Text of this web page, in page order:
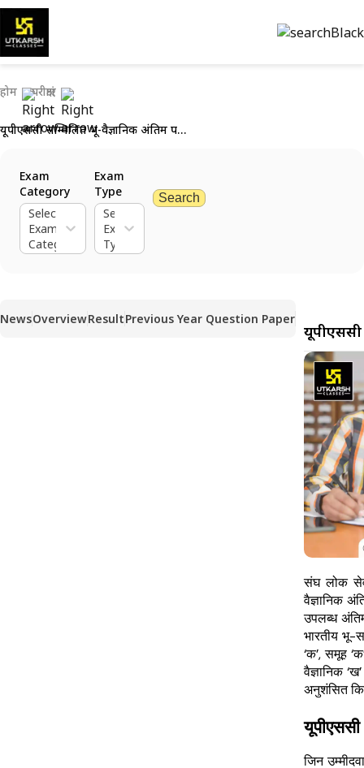
होम परीक्षाएं
यूपीएससी सम्मिलित भू-वैज्ञानिक अंतिम परिणाम 2023 घोषित
Exam
Category
Select
Exam
Category
Exam
Type
Select
Exam
Type
Search
NewsOverviewResultPrevious Year Question Paper
यूपीएससी
संघ लोक
वैज्ञानिक
उपलब्ध
भारतीय भू-
‘क’, समूह
वैज्ञानिक
अनुशंसित
जिन